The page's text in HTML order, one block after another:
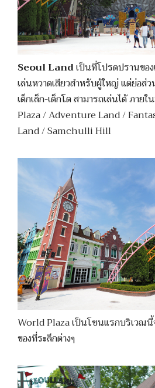
Seoul Landเป็นที่โปรดปรานของ
เล่นหวาดเสียวสำหรับผู้ใหญ่ แต่ย่อส่ว
เด็กเล็ก-เด็กโต สามารถเล่นได้ ภา
Plaza / Adventure Land /
Land / Samchulli Hill
World Plaza เป็นโซนแรกบริเวณนี้
ของที่ระลึกต่างๆ